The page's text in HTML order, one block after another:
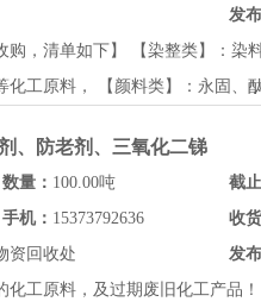
发
购，清单如下】 【染整类】：染
化工原料， 【颜料类】：永固、
、防老剂、三氧化二锑
数量： 100.00吨 截
手机： 15373792636 收
资回收处 发
工原料，及过期废旧化工产品！